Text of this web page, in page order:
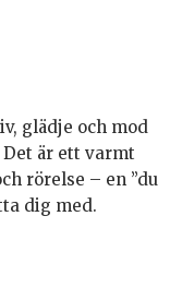
glädje och mod
är ett varmt
rörelse – en ”du
dig med.